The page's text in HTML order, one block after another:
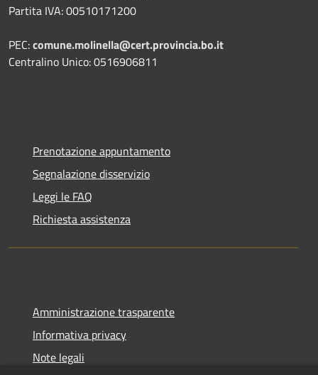
Partita IVA: 00510171200
PEC:comune.molinella@cert.provincia.bo.it
Centralino Unico: 0516906811
Prenotazione appuntamento
Segnalazione disservizio
Leggi le FAQ
Richiesta assistenza
Amministrazione trasparente
Informativa privacy
Note legali